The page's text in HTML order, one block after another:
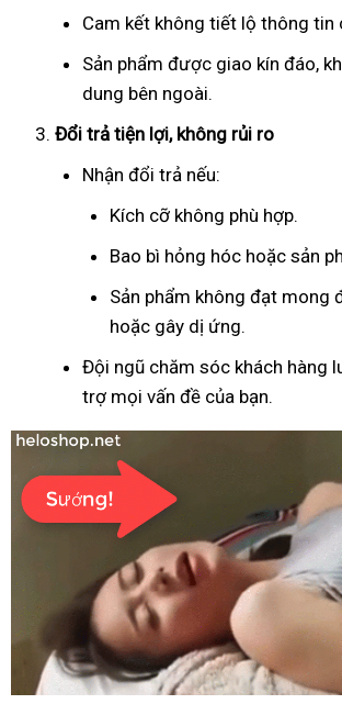
Cam kết không tiết lộ thông tin
Sản phẩm được giao kín đáo,
dung bên ngoài.
Đổi trả tiện lợi, không rủi ro
Nhận đổi trả nếu:
Kích cỡ không phù hợp.
Bao bì hỏng hóc hoặc sản
Sản phẩm không đạt mong
hoặc gây dị ứng.
Đội ngũ chăm sóc khách hàng
trợ mọi vấn đề của bạn.